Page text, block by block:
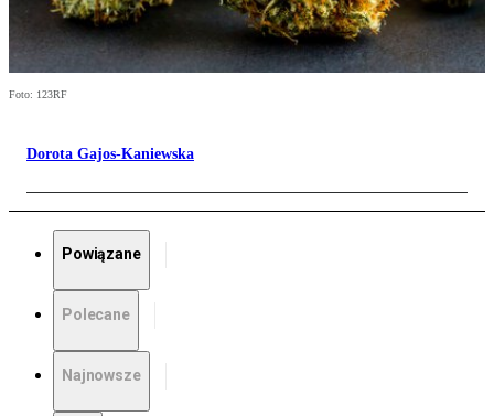
Foto: 123RF
Dorota Gajos-Kaniewska
Powiązane
Polecane
Najnowsze